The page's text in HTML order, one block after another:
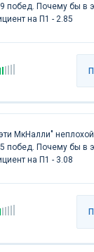
побед. Почему бы в
на П1 - 2.85
МкНалли"
побед. Почему бы в
на П1 - 3.08